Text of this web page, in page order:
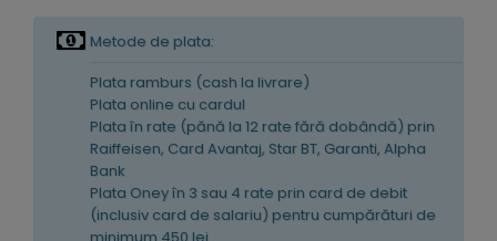
Metode de plata:
Plata ramburs (cash la livrare)
Plata online cu cardul
Plata în rate (pănă la 12 rate fără dobândă) prin
Raiffeisen, Card Avantaj, Star BT, Garanti, Alpha
Bank
Plata Oney în 3 sau 4 rate prin card de debit
(inclusiv card de salariu) pentru cumpărături de